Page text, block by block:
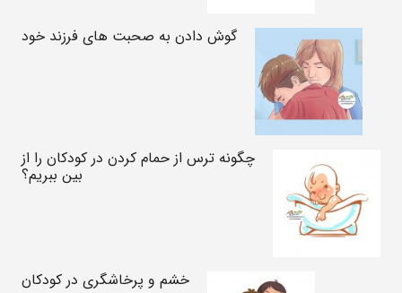
گوش دادن به صحبت های فرزند خود
چگونه ترس از حمام کردن در کودکان را از
بین ببریم؟
خشم و پرخاشگری در کودکان